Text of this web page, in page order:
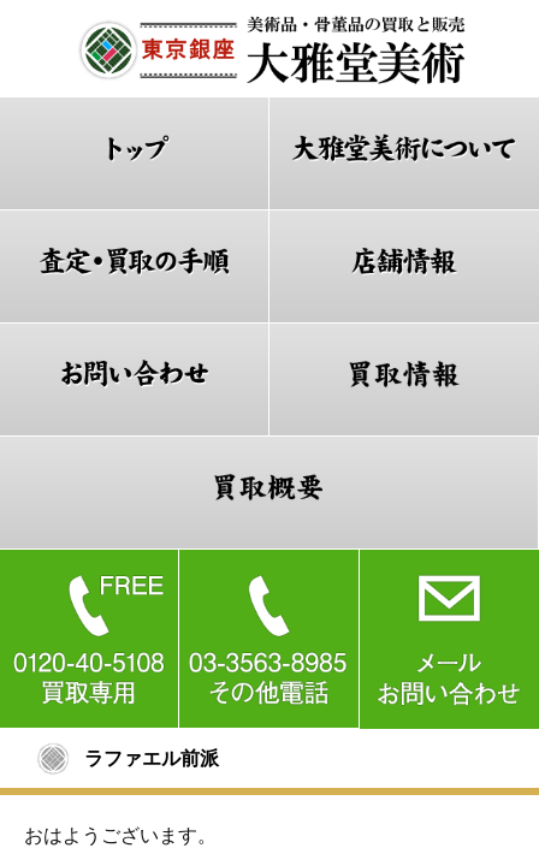
ラファエル前派
おはようございます。